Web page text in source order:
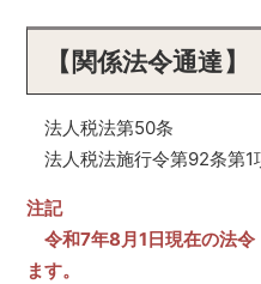
【関係法令通達】
法人税法第50条
法人税法施行令第92条第
注記
令和7年8月1日現在の法令
ます。